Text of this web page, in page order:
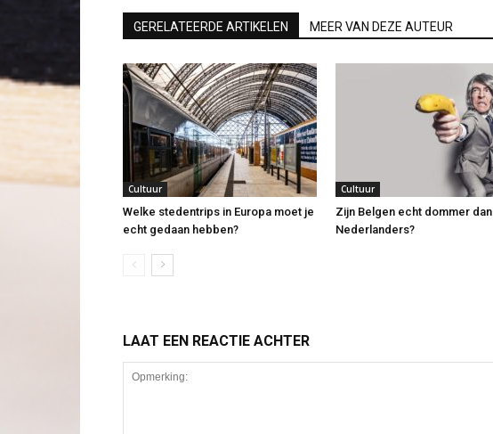
GERELATEERDE ARTIKELEN MEER VAN DEZE AUTEUR
Cultuur
Welke stedentrips in Europa moet je
echt gedaan hebben?
Cultuur
Zijn Belgen echt dommer dan
Nederlanders?
LAAT EEN REACTIE ACHTER